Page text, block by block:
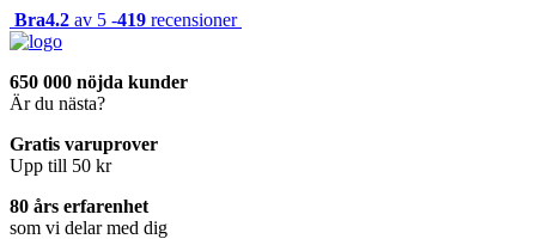
Bra4.2 av 5 -419 recensioner
650 000 nöjda kunder
Är du nästa?
Gratis varuprover
Upp till 50 kr
80 års erfarenhet
som vi delar med dig